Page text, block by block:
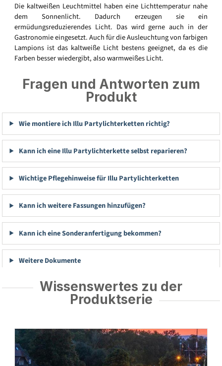
Die kaltweißen Leuchtmittel haben eine Lichttemperatur nahe
dem Sonnenlicht. Dadurch erzeugen sie ein
ermüdungsreduzierendes Licht. Das wird gerne auch in der
Gastronomie eingesetzt. Auch für die Ausleuchtung von farbigen
Lampions ist das kaltweiße Licht bestens geeignet, da es die
Farben besser wiedergibt, also warmweißes Licht.
Fragen und Antworten zum
Produkt
Wie montiere ich Illu Partylichterketten richtig?
Kann ich eine Illu Partylichterkette selbst reparieren?
Wichtige Pflegehinweise für Illu Partylichterketten
Kann ich weitere Fassungen hinzufügen?
Kann ich eine Sonderanfertigung bekommen?
Weitere Dokumente
Wissenswertes zu der
Produktserie